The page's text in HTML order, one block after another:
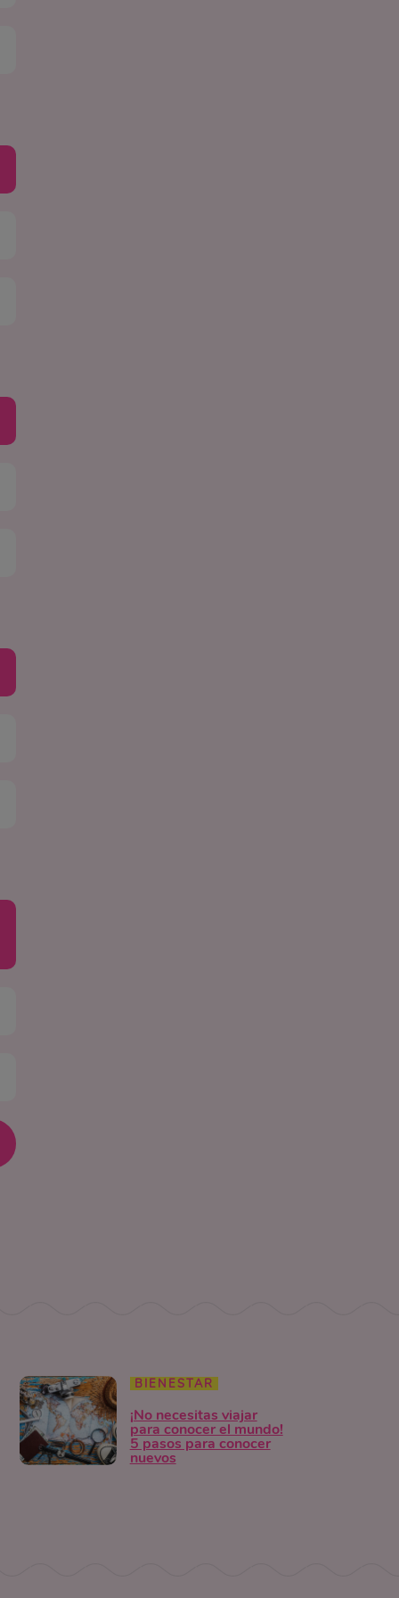
BIENESTAR
¡No necesitas viajar
para conocer el mundo!
5 pasos para conocer
nuevos